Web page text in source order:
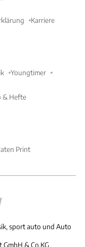
Karriere
Youngtimer
& Hefte
Print
sport auto und Auto
& Co.KG